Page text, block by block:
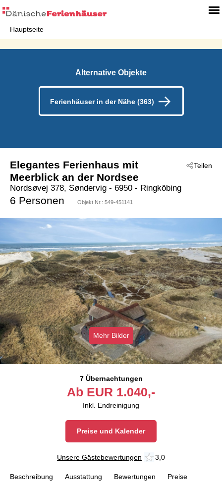
Hauptseite
Alternative Objekte
Ferienhäuser in der Nähe (363)
Teilen
Elegantes Ferienhaus mit
Meerblick an der Nordsee
Nordsøvej 378, Søndervig - 6950 - Ringköbing
6 Personen Objekt Nr.: 549-451141
Mehr Bilder
7 Übernachtungen
Ab EUR 1.040,-
Inkl. Endreinigung
Preise und Kalender
Unsere Gästebewertungen 3,0
Beschreibung Ausstattung Bewertungen
Preise